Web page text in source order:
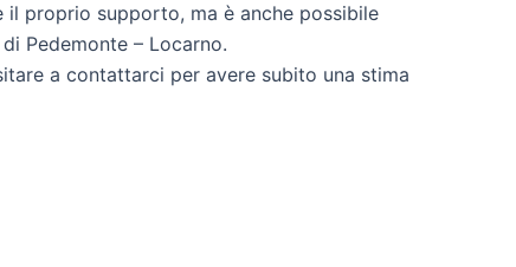
il proprio supporto, ma è anche possibile
Pedemonte – Locarno.
a contattarci per avere subito una stima